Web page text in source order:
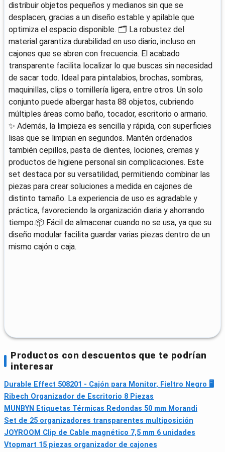
distribuir objetos pequeños y medianos sin que se
desplacen, gracias a un diseño estable y apilable que
optimiza el espacio disponible. 🗂️ La robustez del
material garantiza durabilidad en uso diario, incluso en
cajones que se abren con frecuencia. El acabado
transparente facilita localizar lo que buscas sin necesidad
de sacar todo. Ideal para pintalabios, brochas, sombras,
maquinillas, clips o tornillería ligera, entre otros. Un solo
conjunto puede albergar hasta 88 objetos, cubriendo
múltiples áreas como baño, tocador, escritorio o armario.
✨ Además, la limpieza es sencilla y rápida, con superficies
lisas que se limpian en segundos. Mantén ordenados
también cepillos, pasta de dientes, lociones, cremas y
productos de higiene personal sin complicaciones. Este
set destaca por su versatilidad, permitiendo combinar las
piezas para crear soluciones a medida en cajones de
distinto tamaño. La experiencia de uso es agradable y
práctica, favoreciendo la organización diaria y ahorrando
tiempo.📦 Fácil de almacenar cuando no se usa, ya que su
diseño modular facilita guardar varias piezas dentro de un
mismo cajón o caja.
Productos con descuentos que te podrían
interesar
Durable Effect 508201 - Cajón para Monitor, Fieltro Negro 🖥
Ribech Organizador de Escritorio 8 Piezas
MUNBYN Etiquetas Térmicas Redondas 50 mm Morandi
Set de 25 organizadores transparentes multiposición
JOYROOM Clip de Cable magnético 7,5 mm 6 unidades
Vtopmart 15 piezas organizador de cajones